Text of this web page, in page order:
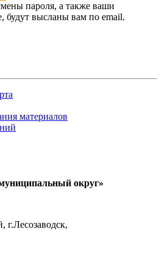
пароля, а также ваши
будут высланы вам по email.
материалов
округ»
г.Лесозаводск,